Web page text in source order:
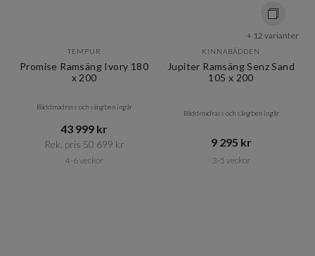
TEMPUR
Promise Ramsäng Ivory 180
x 200
Bäddmadrass och sängben ingår
43 999 kr​​
Rek. pris 50 699 kr​​
4-6 veckor
+ 12 varianter
KINNABÄDDEN
Jupiter Ramsäng Senz Sand
105 x 200
Bäddmadrass och sängben ingår
9 295 kr​​
3-5 veckor